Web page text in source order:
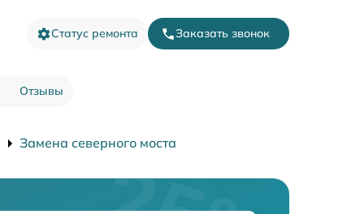
Статус ремонта Заказать звонок
Отзывы
Замена северного моста